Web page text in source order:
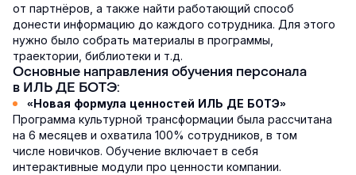
от партнёров, а также найти работающий способ
донести информацию до каждого сотрудника. Для этого
нужно было собрать материалы в программы,
траектории, библиотеки и т.д.
Основные направления обучения персонала
в ИЛЬ ДЕ БОТЭ:
«Новая формула ценностей ИЛЬ ДЕ БОТЭ»
Программа культурной трансформации была рассчитана
на 6 месяцев и охватила 100% сотрудников, в том
числе новичков. Обучение включает в себя
интерактивные модули про ценности компании.